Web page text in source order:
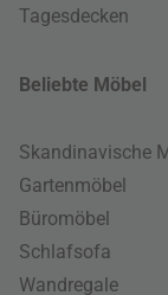
Tagesdecken
Beliebte Möbel
Skandinavische
Gartenmöbel
Büromöbel
Schlafsofa
Wandregale